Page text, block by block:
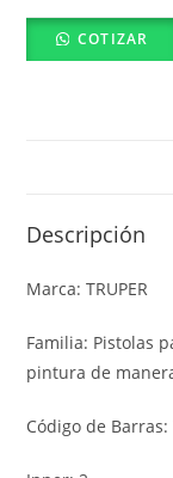
COTIZAR
Descripción
Marca: TRUPER
Familia: Pistolas
pintura de
Código de